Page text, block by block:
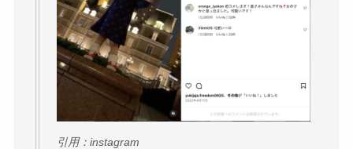
引用：instagram